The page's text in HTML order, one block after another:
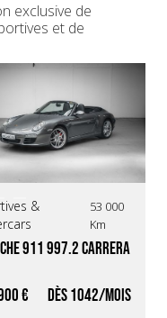
exclusive de
et de
&
53 000
Km
911 997.2 Carrera
Porsche Rouen / 2ème
€ 1042